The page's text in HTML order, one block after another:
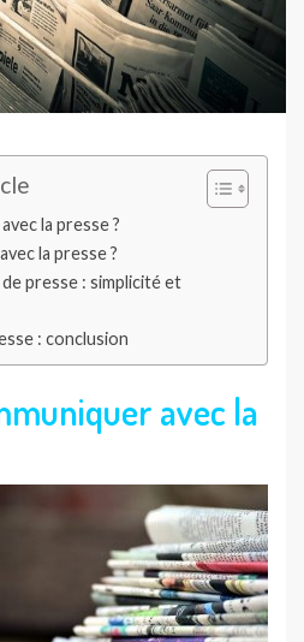
la presse ?
la presse ?
presse : simplicité et
: conclusion
avec la